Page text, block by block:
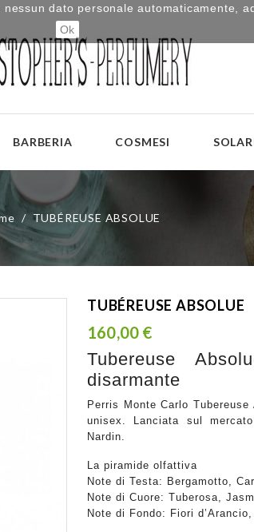
BARBERIA COSMESI
TUBÉREUSE ABSOLUE
TUBÉREUSE ABSOLUE
160,00 €
Tubereuse
disarmante
Perris Monte Carlo
unisex. Lanciata sul
Nardin.
La piramide olfattiva
Note di Testa: Bergamotto,
Note di Cuore: Tuberosa,
Note di Fondo: Fiori
dato personale automaticamente,
Ok